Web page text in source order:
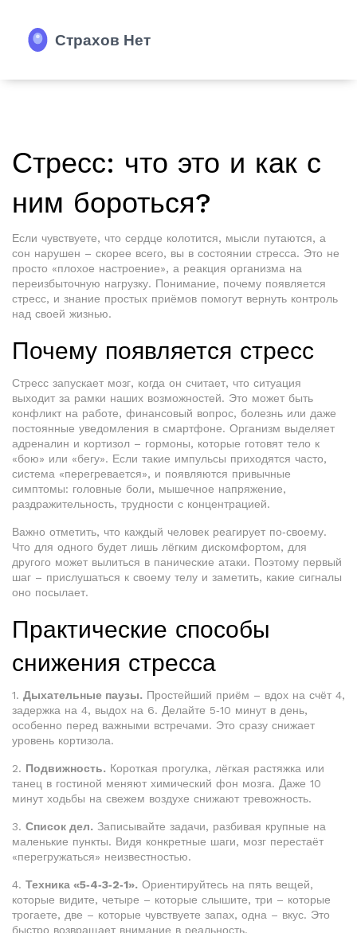
Стресс: что это и как с
ним бороться?
Если чувствуете, что сердце колотится, мысли путаются, а
сон нарушен – скорее всего, вы в состоянии стресса. Это не
просто «плохое настроение», а реакция организма на
переизбыточную нагрузку. Понимание, почему появляется
стресс, и знание простых приёмов помогут вернуть контроль
над своей жизнью.
Почему появляется стресс
Стресс запускает мозг, когда он считает, что ситуация
выходит за рамки наших возможностей. Это может быть
конфликт на работе, финансовый вопрос, болезнь или даже
постоянные уведомления в смартфоне. Организм выделяет
адреналин и кортизол – гормоны, которые готовят тело к
«бою» или «бегу». Если такие импульсы приходятся часто,
система «перегревается», и появляются привычные
симптомы: головные боли, мышечное напряжение,
раздражительность, трудности с концентрацией.
Важно отметить, что каждый человек реагирует по‑своему.
Что для одного будет лишь лёгким дискомфортом, для
другого может вылиться в панические атаки. Поэтому первый
шаг – прислушаться к своему телу и заметить, какие сигналы
оно посылает.
Практические способы
снижения стресса
1. Дыхательные паузы. Простейший приём – вдох на счёт 4,
задержка на 4, выдох на 6. Делайте 5‑10 минут в день,
особенно перед важными встречами. Это сразу снижает
уровень кортизола.
2. Подвижность. Короткая прогулка, лёгкая растяжка или
танец в гостиной меняют химический фон мозга. Даже 10
минут ходьбы на свежем воздухе снижают тревожность.
3. Список дел. Записывайте задачи, разбивая крупные на
маленькие пункты. Видя конкретные шаги, мозг перестаёт
«перегружаться» неизвестностью.
4. Техника «5‑4‑3‑2‑1». Ориентируйтесь на пять вещей,
которые видите, четыре – которые слышите, три – которые
трогаете, две – которые чувствуете запах, одна – вкус. Это
быстро возвращает внимание в реальность.